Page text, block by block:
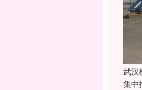
武汉
集中